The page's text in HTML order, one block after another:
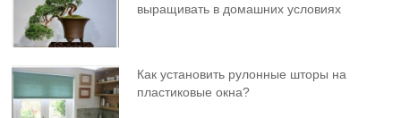
выращивать в домашних условиях
Как установить рулонные шторы на
пластиковые окна?